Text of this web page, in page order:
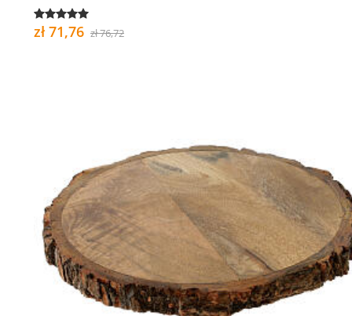
zł 71,76 zł 76,72